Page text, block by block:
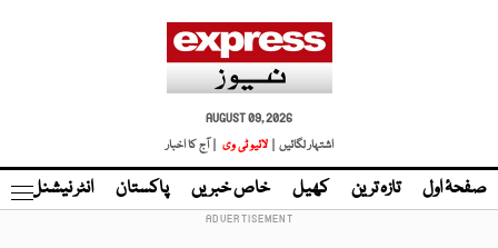
AUGUST 09, 2026
اشتہار لگائیں |
لائیو ٹی وی | آج کا اخبار
صفحۂ اول تازہ ترین کھیل خاص خبریں پاکستان انٹر نیشنل